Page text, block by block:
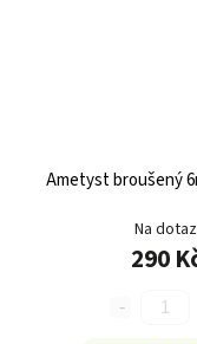
Ametyst broušený
Na dotaz
290